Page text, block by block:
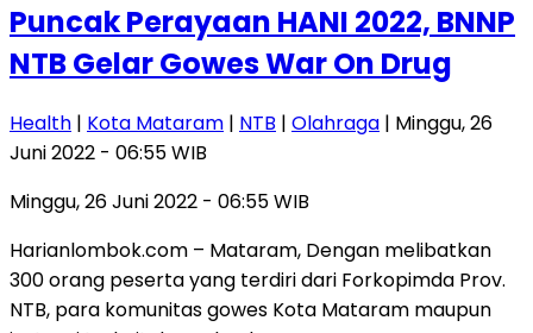
Puncak Perayaan HANI 2022, BNNP
NTB Gelar Gowes War On Drug
Health | Kota Mataram | NTB | Olahraga | Minggu, 26
Juni 2022 - 06:55 WIB
Minggu, 26 Juni 2022 - 06:55 WIB
Harianlombok.com – Mataram, Dengan melibatkan
300 orang peserta yang terdiri dari Forkopimda Prov.
NTB, para komunitas gowes Kota Mataram maupun